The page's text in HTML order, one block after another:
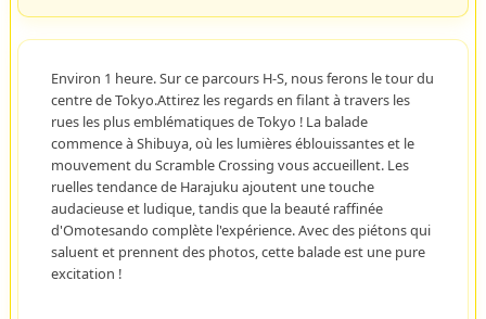
Environ 1 heure. Sur ce parcours H-S, nous ferons le tour du
centre de Tokyo.Attirez les regards en filant à travers les
rues les plus emblématiques de Tokyo ! La balade
commence à Shibuya, où les lumières éblouissantes et le
mouvement du Scramble Crossing vous accueillent. Les
ruelles tendance de Harajuku ajoutent une touche
audacieuse et ludique, tandis que la beauté raffinée
d'Omotesando complète l'expérience. Avec des piétons qui
saluent et prennent des photos, cette balade est une pure
excitation !